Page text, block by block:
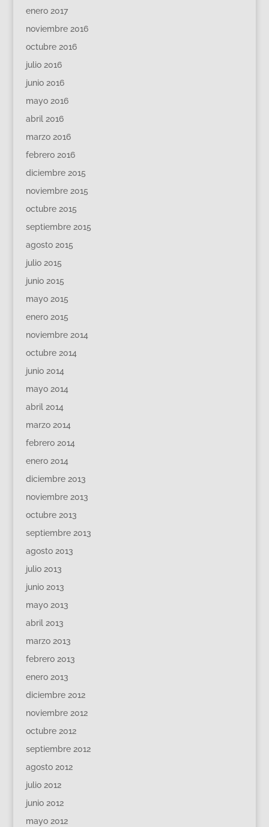
enero 2017
noviembre 2016
octubre 2016
julio 2016
junio 2016
mayo 2016
abril 2016
marzo 2016
febrero 2016
diciembre 2015
noviembre 2015
octubre 2015
septiembre 2015
agosto 2015
julio 2015
junio 2015
mayo 2015
enero 2015
noviembre 2014
octubre 2014
junio 2014
mayo 2014
abril 2014
marzo 2014
febrero 2014
enero 2014
diciembre 2013
noviembre 2013
octubre 2013
septiembre 2013
agosto 2013
julio 2013
junio 2013
mayo 2013
abril 2013
marzo 2013
febrero 2013
enero 2013
diciembre 2012
noviembre 2012
octubre 2012
septiembre 2012
agosto 2012
julio 2012
junio 2012
mayo 2012